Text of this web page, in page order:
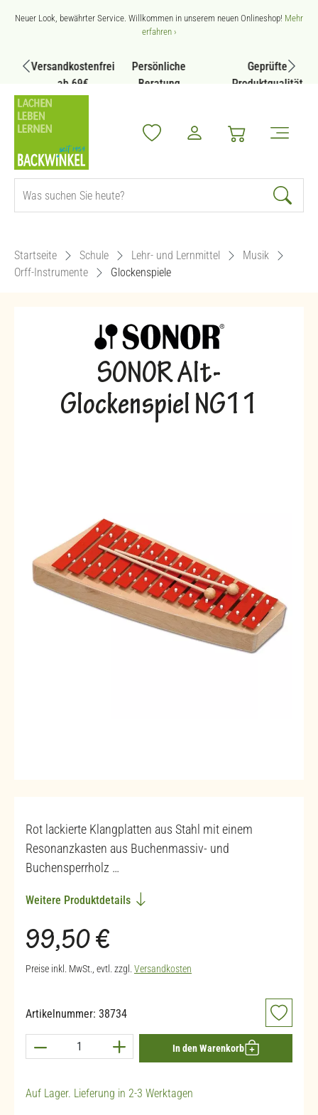
Zum Hauptinhalt springen
Neuer Look, bewährter Service. Willkommen in unserem neuen Onlineshop! Mehr
erfahren ›
Versandkostenfrei
ab 69€
Persönliche
Beratung
Geprüfte
Produktqualität
Startseite Schule Lehr- und Lernmittel
Musik
Orff-Instrumente
Glockenspiele
SONOR Alt-
Glockenspiel NG11
Rot lackierte Klangplatten aus Stahl mit einem
Resonanzkasten aus Buchenmassiv- und
Buchensperrholz …
Weitere Produktdetails
Regulärer Preis:
99,50 €
Preise inkl. MwSt., evtl. zzgl. Versandkosten
Artikelnummer: 38734
Produkt Anzahl: Gib den gewünschten Wert
In den Warenkorb
Auf Lager. Lieferung in 2-3 Werktagen